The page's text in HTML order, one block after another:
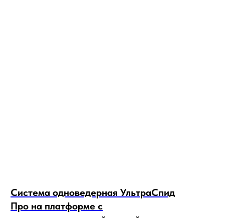
Система одноведерная УльтраСпид
Про на платформе с